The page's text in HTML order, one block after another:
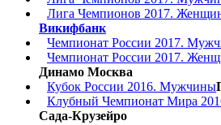
Лига Чемпионов 2017.
Викифбанк
Чемпионат России 2017.
Чемпионат России 2017.
Динамо Москва
Кубок России 2016. Мужчины
Клубный Чемпионат Мира
Сада-Крузейро